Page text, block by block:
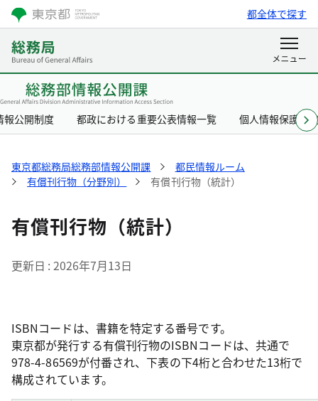
都全体で探す
報公開制度 都政における重要公表情報一覧 個人情報保護制
東京都総務局総務部情報公開課
都民情報ルーム
有償刊行物（分野別）
有償刊行物（統計）
有償刊行物（統計）
更新日 2026年7月13日
ISBNコードは、書籍を特定する番号です。
東京都が発行する有償刊行物のISBNコードは、共通で
978-4-86569が付番され、下表の下4桁と合わせた13桁で
構成されています。